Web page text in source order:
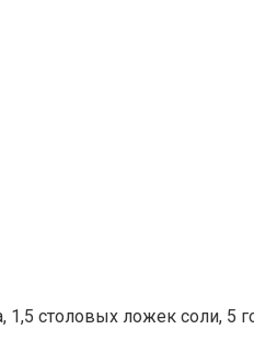
столовых ложек соли, 5